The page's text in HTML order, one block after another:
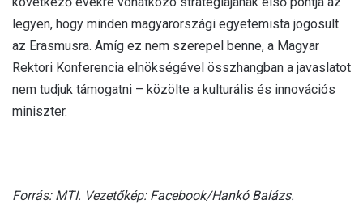
legyen, hogy minden magyarországi egyetemista jogosult
az Erasmusra. Amíg ez nem szerepel benne, a Magyar
Rektori Konferencia elnökségével összhangban a javaslatot
nem tudjuk támogatni – közölte a kulturális és innovációs
miniszter.
Forrás: MTI. Vezetőkép: Facebook/Hankó Balázs.